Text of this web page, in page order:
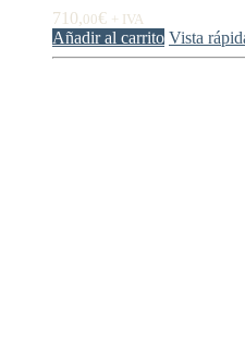
710,00€ + IVA
Añadir al carrito Vista